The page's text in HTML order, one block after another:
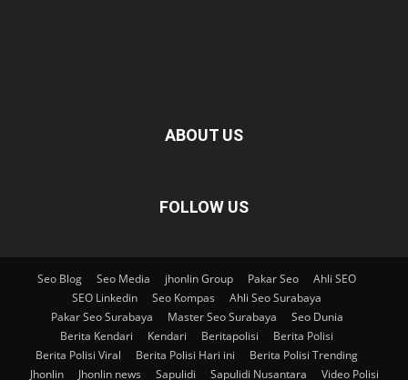
ABOUT US
FOLLOW US
Seo Blog Seo Media jhonlin Group Pakar Seo
Ahli SEO
SEO Linkedin
Seo Kompas
Ahli Seo Surabaya
Pakar Seo Surabaya
Master Seo Surabaya
Seo Dunia
Berita Kendari
Kendari Beritapolisi
Berita Polisi
Berita Polisi Viral
Berita Polisi Hari ini
Berita Polisi Trending
Jhonlin
Jhonlin news Sapulidi Sapulidi Nusantara Video Polisi